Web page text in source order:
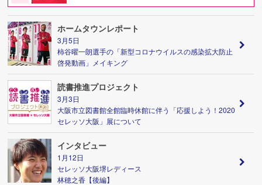
ホームタウンレポート
3月5日
柿谷曜一朗選手の「新型コロナウイルスの感染拡大防止
啓発動画」メイキング
読書推進プロジェクト
3月3日
大阪市立図書館全館臨時休館に伴う「応援しよう！2020
セレッソ大阪」展について
インタビュー
1月12日
セレッソ大阪堺レディース
林穂之香【後編】